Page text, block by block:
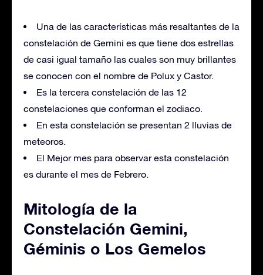
Una de las características más resaltantes de la
constelación de Gemini es que tiene dos estrellas
de casi igual tamaño las cuales son muy brillantes
se conocen con el nombre de Polux y Castor.
Es la tercera constelación de las 12
constelaciones que conforman el zodiaco.
En esta constelación se presentan 2 lluvias de
meteoros.
El Mejor mes para observar esta constelación
es durante el mes de Febrero.
Mitología de la
Constelación Gemini,
Géminis o Los Gemelos